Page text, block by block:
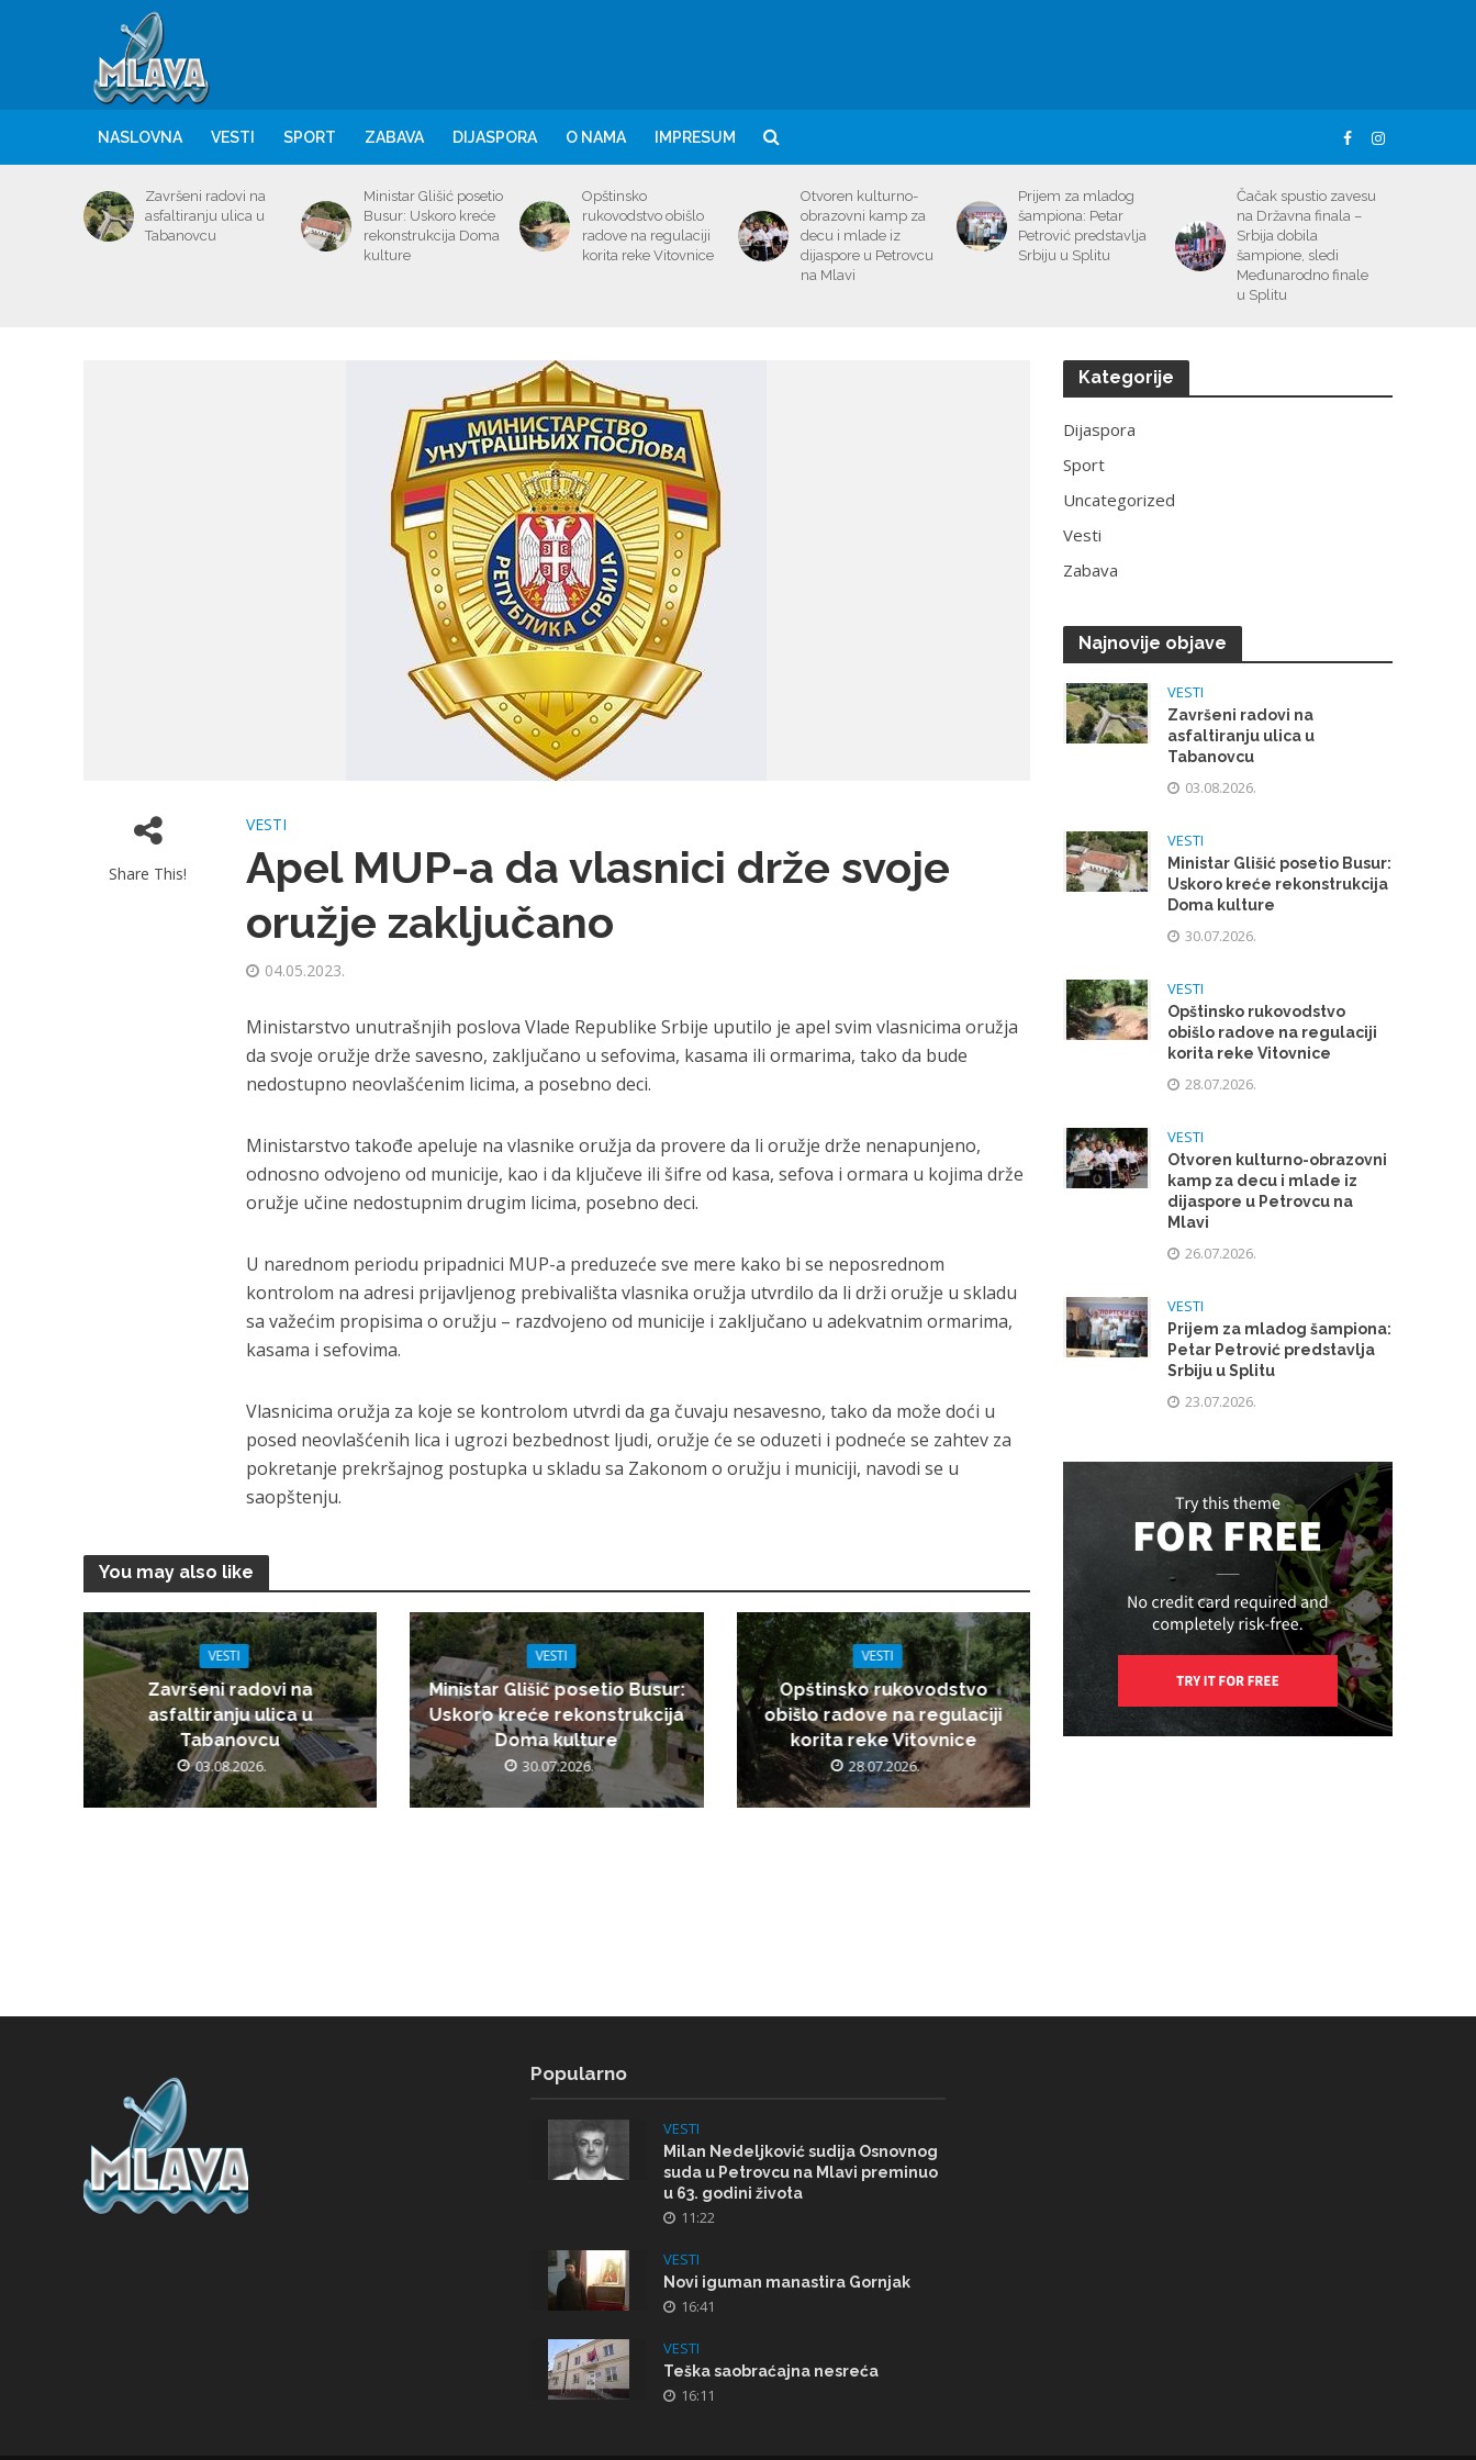
NASLOVNA VESTI SPORT ZABAVA DIJASPORA O NAMA IMPRESUM
Završeni radovi na
asfaltiranju ulica u
Tabanovcu
Ministar Glišić posetio
Busur: Uskoro kreće
rekonstrukcija Doma
kulture
Opštinsko
rukovodstvo obišlo
radove na regulaciji
korita reke Vitovnice
Otvoren kulturno-
obrazovni kamp za
decu i mlade iz
dijaspore u Petrovcu
na Mlavi
Prijem za mladog
šampiona: Petar
Petrović predstavlja
Srbiju u Splitu
Čačak spustio zavesu
na Državna finala –
Srbija dobila
šampione, sledi
Međunarodno finale
u Splitu
Share This!
VESTI
Apel MUP-a da vlasnici drže svoje
oružje zaključano
04.05.2023.
Ministarstvo unutrašnjih poslova Vlade Republike Srbije uputilo je apel svim vlasnicima oružja
da svoje oružje drže savesno, zaključano u sefovima, kasama ili ormarima, tako da bude
nedostupno neovlašćenim licima, a posebno deci.
Ministarstvo takođe apeluje na vlasnike oružja da provere da li oružje drže nenapunjeno,
odnosno odvojeno od municije, kao i da ključeve ili šifre od kasa, sefova i ormara u kojima drže
oružje učine nedostupnim drugim licima, posebno deci.
U narednom periodu pripadnici MUP-a preduzeće sve mere kako bi se neposrednom
kontrolom na adresi prijavljenog prebivališta vlasnika oružja utvrdilo da li drži oružje u skladu
sa važećim propisima o oružju – razdvojeno od municije i zaključano u adekvatnim ormarima,
kasama i sefovima.
Vlasnicima oružja za koje se kontrolom utvrdi da ga čuvaju nesavesno, tako da može doći u
posed neovlašćenih lica i ugrozi bezbednost ljudi, oružje će se oduzeti i podneće se zahtev za
pokretanje prekršajnog postupka u skladu sa Zakonom o oružju i municiji, navodi se u
saopštenju.
You may also like
VESTI
Završeni radovi na
asfaltiranju ulica u
Tabanovcu
03.08.2026.
VESTI
Ministar Glišić posetio Busur:
Uskoro kreće rekonstrukcija
Doma kulture
30.07.2026.
VESTI
Opštinsko rukovodstvo
obišlo radove na regulaciji
korita reke Vitovnice
28.07.2026.
Kategorije
Dijaspora
Sport
Uncategorized
Vesti
Zabava
Najnovije objave
VESTI
Završeni radovi na
asfaltiranju ulica u
Tabanovcu
03.08.2026.
VESTI
Ministar Glišić posetio Busur:
Uskoro kreće rekonstrukcija
Doma kulture
30.07.2026.
VESTI
Opštinsko rukovodstvo
obišlo radove na regulaciji
korita reke Vitovnice
28.07.2026.
VESTI
Otvoren kulturno-obrazovni
kamp za decu i mlade iz
dijaspore u Petrovcu na
Mlavi
26.07.2026.
VESTI
Prijem za mladog šampiona:
Petar Petrović predstavlja
Srbiju u Splitu
23.07.2026.
Popularno
VESTI
Milan Nedeljković sudija Osnovnog
suda u Petrovcu na Mlavi preminuo
u 63. godini života
11:22
VESTI
Novi iguman manastira Gornjak
16:41
VESTI
Teška saobraćajna nesreća
16:11